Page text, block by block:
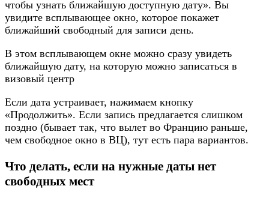
чтобы узнать ближайшую доступную дату». Вы
увидите всплывающее окно, которое покажет
ближайший свободный для записи день.
В этом всплывающем окне можно сразу увидеть
ближайшую дату, на которую можно записаться в
визовый центр
Если дата устраивает, нажимаем кнопку
«Продолжить». Если запись предлагается слишком
поздно (бывает так, что вылет во Францию раньше,
чем свободное окно в ВЦ), тут есть пара вариантов.
Что делать, если на нужные даты нет
свободных мест